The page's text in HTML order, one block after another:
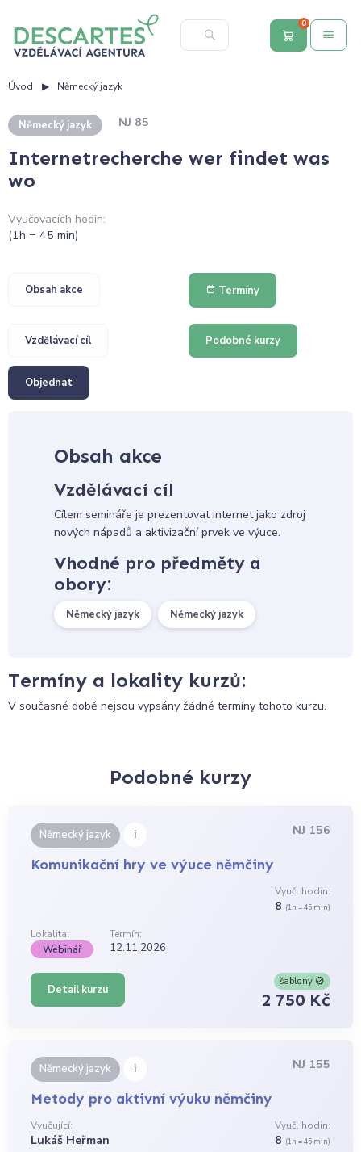
0
Úvod Německý jazyk
Německý jazyk NJ 85
Internetrecherche wer findet was
wo
Vyučovacích hodin:
(1h = 45 min)
Obsah akce Termíny
Vzdělávací cíl Podobné kurzy
Objednat
Obsah akce
Vzdělávací cíl
Cílem semináře je prezentovat internet jako zdroj
nových nápadů a aktivizační prvek ve výuce.
Vhodné pro předměty a
obory:
Německý jazyk Německý jazyk
Termíny a lokality kurzů:
V současné době nejsou vypsány žádné termíny tohoto kurzu.
Podobné kurzy
Německý jazyk i NJ 156
Komunikační hry ve výuce němčiny
Vyuč. hodin:
8 (1h = 45 min)
Lokalita:
Termín:
Webinář
12.11.2026
Detail kurzu
šablony
2 750 Kč
Německý jazyk i NJ 155
Metody pro aktivní výuku němčiny
Vyučující:
Lukáš Heřman
Vyuč. hodin:
8 (1h = 45 min)